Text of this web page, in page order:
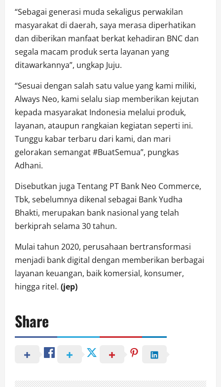
“Sebagai generasi muda sekaligus perwakilan
masyarakat di daerah, saya merasa diperhatikan
dan diberikan manfaat berkat kehadiran BNC dan
segala macam produk serta layanan yang
ditawarkannya”, ungkap Juju.
“Sesuai dengan salah satu value yang kami miliki,
Always Neo, kami selalu siap memberikan kejutan
kepada masyarakat Indonesia melalui produk,
layanan, ataupun rangkaian kegiatan seperti ini.
Tunggu kabar terbaru dari kami, dan mari
gelorakan semangat #BuatSemua”, pungkas
Adhani.
Disebutkan juga Tentang PT Bank Neo Commerce,
Tbk, sebelumnya dikenal sebagai Bank Yudha
Bhakti, merupakan bank nasional yang telah
berkiprah selama 30 tahun.
Mulai tahun 2020, perusahaan bertransformasi
menjadi bank digital dengan memberikan berbagai
layanan keuangan, baik komersial, konsumer,
hingga ritel. (jep)
Share